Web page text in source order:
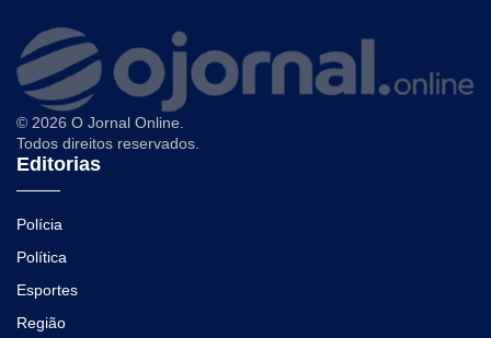
© 2026 O Jornal Online.
Todos direitos reservados.
Editorias
Polícia
Política
Esportes
Região